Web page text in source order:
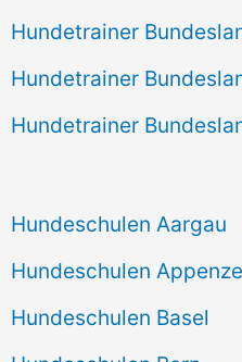
Hundetrainer
Hundetrainer
Hundetrainer
Hundeschulen Aargau
Hundeschulen
Hundeschulen Basel